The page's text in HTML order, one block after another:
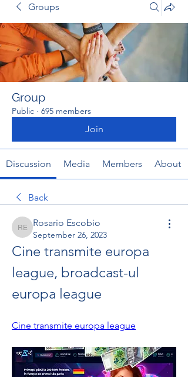
Groups
Group
Public · 695 members
Join
Discussion Media Members About
Back
Rosario Escobio
Rosario Escobio
September 26, 2023
Cine transmite europa
league, broadcast-ul
europa league
Cine transmite europa league